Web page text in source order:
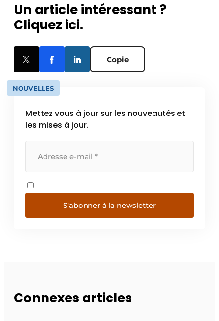
Un article intéressant ?
Cliquez ici.
Copie
NOUVELLES
Mettez vous à jour sur les nouveautés et
les mises à jour.
S'abonner à la newsletter
Connexes articles